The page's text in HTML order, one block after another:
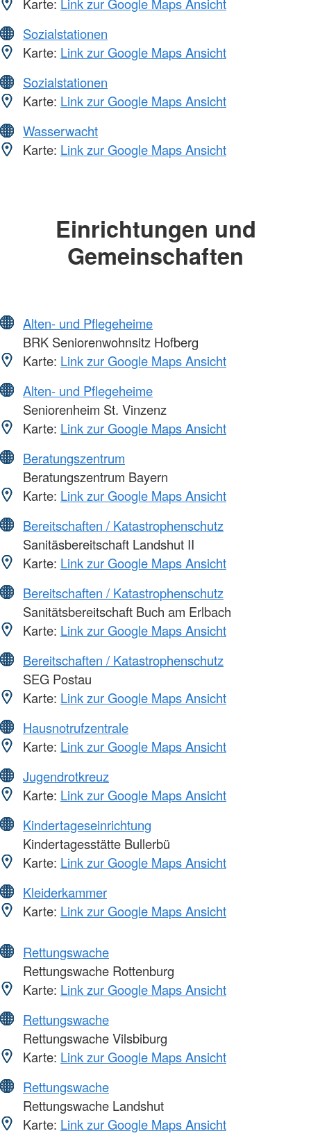
Karte: Link zur Google Maps Ansicht
Sozialstationen
Karte: Link zur Google Maps Ansicht
Sozialstationen
Karte: Link zur Google Maps Ansicht
Wasserwacht
Karte: Link zur Google Maps Ansicht
Einrichtungen und
Gemeinschaften
Alten- und Pflegeheime
BRK Seniorenwohnsitz Hofberg
Karte: Link zur Google Maps Ansicht
Alten- und Pflegeheime
Seniorenheim St. Vinzenz
Karte: Link zur Google Maps Ansicht
Beratungszentrum
Beratungszentrum Bayern
Karte: Link zur Google Maps Ansicht
Bereitschaften / Katastrophenschutz
Sanitäsbereitschaft Landshut II
Karte: Link zur Google Maps Ansicht
Bereitschaften / Katastrophenschutz
Sanitätsbereitschaft Buch am Erlbach
Karte: Link zur Google Maps Ansicht
Bereitschaften / Katastrophenschutz
SEG Postau
Karte: Link zur Google Maps Ansicht
Hausnotrufzentrale
Karte: Link zur Google Maps Ansicht
Jugendrotkreuz
Karte: Link zur Google Maps Ansicht
Kindertageseinrichtung
Kindertagesstätte Bullerbü
Karte: Link zur Google Maps Ansicht
Kleiderkammer
Karte: Link zur Google Maps Ansicht
Rettungswache
Rettungswache Rottenburg
Karte: Link zur Google Maps Ansicht
Rettungswache
Rettungswache Vilsbiburg
Karte: Link zur Google Maps Ansicht
Rettungswache
Rettungswache Landshut
Karte: Link zur Google Maps Ansicht